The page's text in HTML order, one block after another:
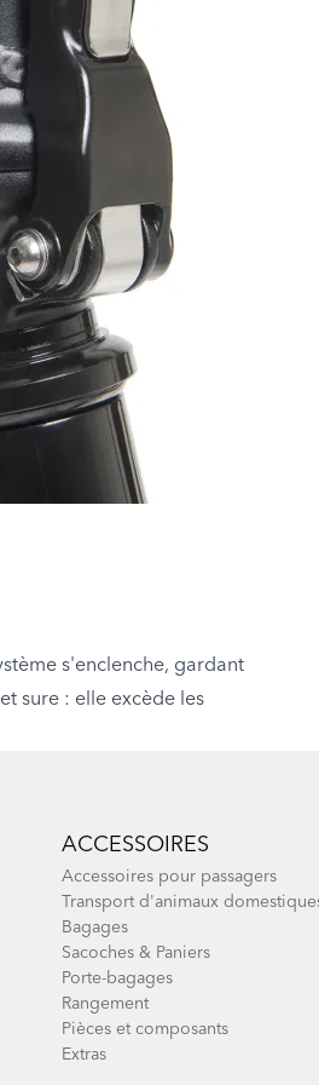
s'enclenche, gardant
sure : elle excède les
ACCESSOIRES
Accessoires pour passagers
Transport d'animaux
Bagages
Sacoches & Paniers
Porte-bagages
Rangement
Pièces et composants
Extras